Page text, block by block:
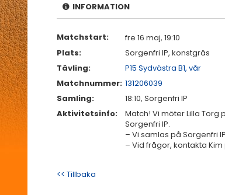
INFORMATION
Matchstart:
fre 16 maj, 19:10
Plats:
Sorgenfri IP, konstgräs
Tävling:
P15 Sydvästra B1, vår
Matchnummer: 131206039
Samling:
18:10, Sorgenfri IP
Aktivitetsinfo:
Match! Vi möter Lilla Torg
Sorgenfri IP.
– Vi samlas på Sorgenfri
– Vid frågor, kontakta Kim
<< Tillbaka